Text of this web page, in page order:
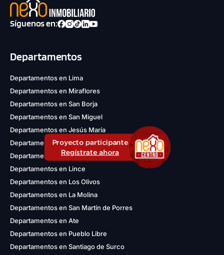
Proyecto participante
Regístrate ahora
Síguenos en:
Departamentos
Departamentos en Lima
Departamentos en Miraflores
Departamentos en San Borja
Departamentos en San Miguel
Departamentos en Jesús María
Departamentos en San Isidro
Departamentos en Magdalena del Mar
Departamentos en Lince
Departamentos en Los Olivos
Departamentos en La Molina
Departamentos en San Martín de Porres
Departamentos en Ate
Departamentos en Pueblo Libre
Departamentos en Santiago de Surco